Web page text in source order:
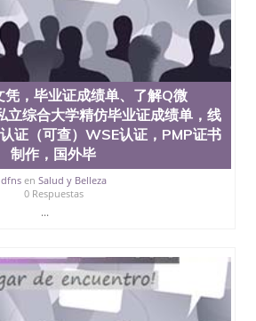
凭，毕业证成绩单、了解Q微
综合大学精仿毕业证成绩单，线
认证（可查）WSE认证，PMP证书
制作，国外毕
dfnsen Salud y Belleza
0 Respuestas
...